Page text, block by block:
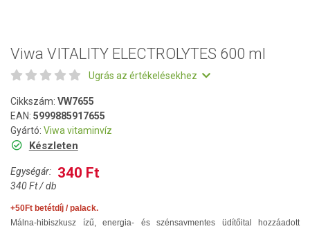
Viwa VITALITY ELECTROLYTES 600 ml
Ugrás az értékelésekhez
Cikkszám: VW7655
EAN: 5999885917655
Gyártó: Viwa vitaminvíz
Készleten
340 Ft
Egységár:
340 Ft / db
+50Ft betétdíj / palack.
Málna-hibiszkusz ízű, energia- és szénsavmentes üdítőital hozzáadott